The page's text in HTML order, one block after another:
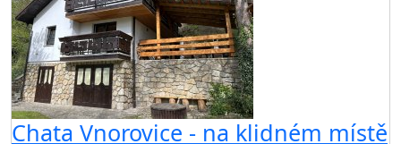
Chata Vnorovice - na klidném místě